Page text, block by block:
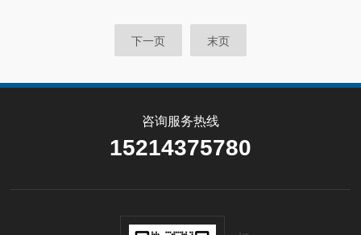
下一页 末页
咨询服务热线
15214375780